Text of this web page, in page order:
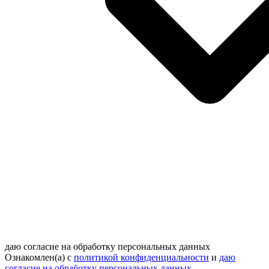
даю согласие на обработку персональных данных
Ознакомлен(а) с политикой конфиденциальности и даю